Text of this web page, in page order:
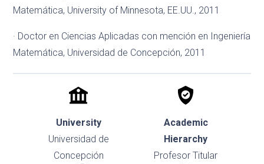
Matemática, University of Minnesota, EE.UU., 2011
· Doctor en Ciencias Aplicadas con mención en Ingeniería
Matemática, Universidad de Concepción, 2011
University
Universidad de
Concepción
Academic
Hierarchy
Profesor Titular